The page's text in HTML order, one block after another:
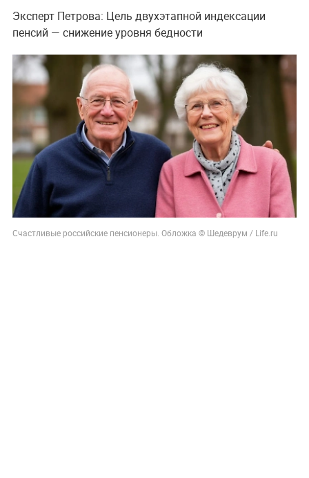
Эксперт Петрова: Цель двухэтапной индексации
пенсий — снижение уровня бедности
Счастливые российские пенсионеры. Обложка © Шедеврум / Life.ru